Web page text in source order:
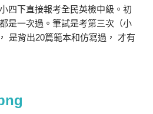
四下直接報考全民英檢中級。初
是一次過。筆試是考第三次（小
是背出20篇範本和仿寫過， 才有